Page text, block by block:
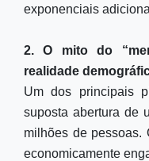
exponenciais
2. O mito do
realidade
Um dos principais
suposta abertura de
milhões de pessoas.
economicamente